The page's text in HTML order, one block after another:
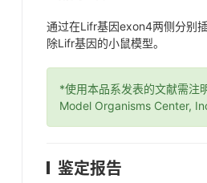
通过在Lifr基因exon4两侧分别
除Lifr基因的小鼠模型。
*使用本品系发表的文献需
Model Organisms Center,
鉴定报告